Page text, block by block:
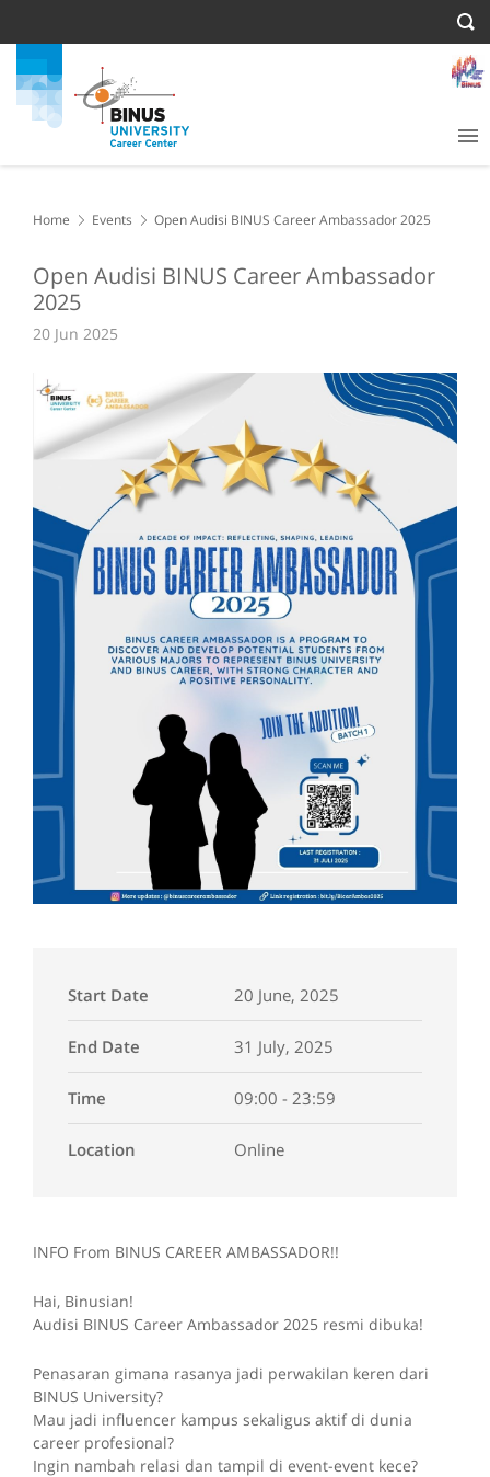
Home Events Open Audisi BINUS Career Ambassador 2025
Open Audisi BINUS Career Ambassador
2025
20 Jun 2025
Start Date 20 June, 2025
End Date 31 July, 2025
Time 09:00 - 23:59
Location Online
INFO From BINUS CAREER AMBASSADOR!!
Hai, Binusian!
Audisi BINUS Career Ambassador 2025 resmi dibuka!
Penasaran gimana rasanya jadi perwakilan keren dari
BINUS University?
Mau jadi influencer kampus sekaligus aktif di dunia
career profesional?
Ingin nambah relasi dan tampil di event-event kece?